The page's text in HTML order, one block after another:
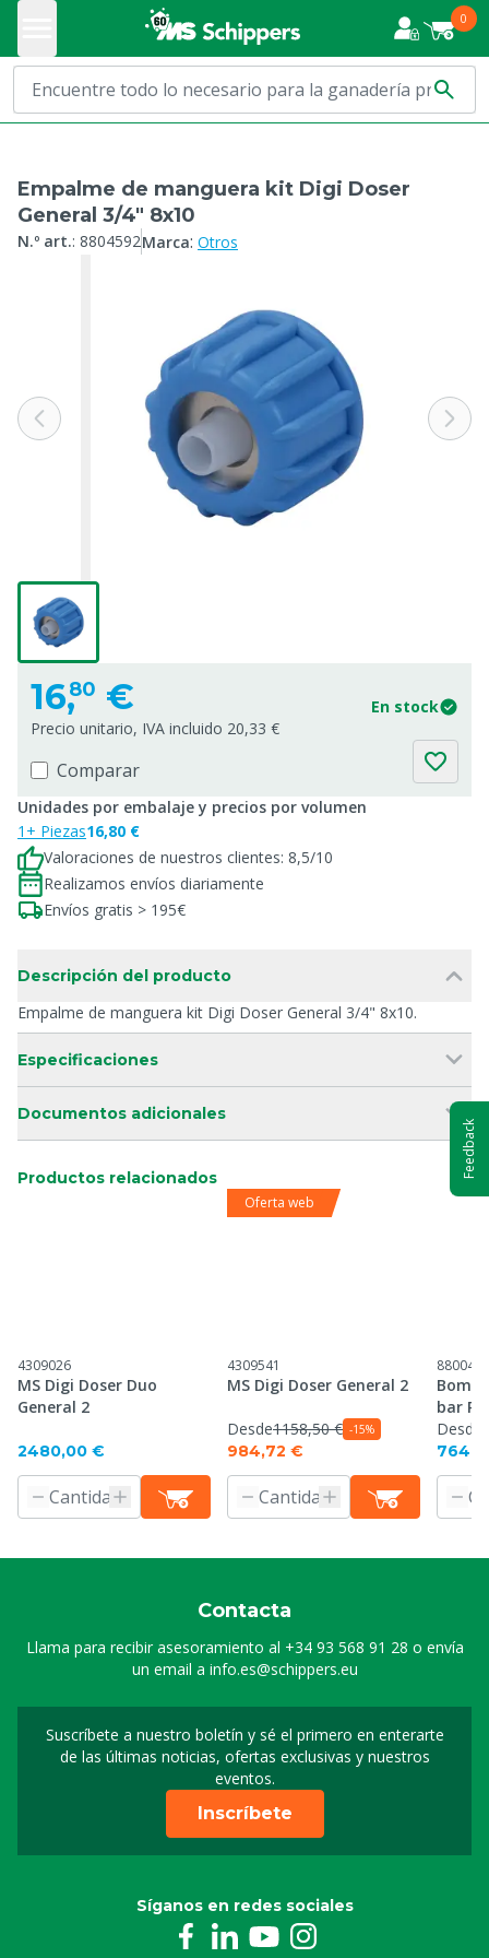
0
Empalme de manguera kit Digi Doser
General 3/4" 8x10
N.º art.: 8804592Marca: Otros
16,80 €
En stock
Precio unitario, IVA incluido 20,33 €
Comparar
Unidades por embalaje y precios por volumen
1+ Piezas16,80 €
Valoraciones de nuestros clientes: 8,5/10
Realizamos envíos diariamente
Envíos gratis > 195€
Descripción del producto
Empalme de manguera kit Digi Doser General 3/4" 8x10.
Especificaciones
Documentos adicionales
Productos relacionados
4309026
MS Digi Doser Duo
General 2
2480,00 €
Oferta web
4309541
MS Digi Doser General 2
Desde1158,50 € -15%
984,72 €
8800460
bar
Desde
Contacta
Llama para recibir asesoramiento al +34 93 568 91 28 o envía
un email a info.es@schippers.eu
Suscríbete a nuestro boletín y sé el primero en enterarte
de las últimas noticias, ofertas exclusivas y nuestros
eventos.
Suscripción a nuestro
Inscríbete
Síganos en redes sociales
Feedback